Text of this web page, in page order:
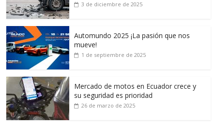
3 de diciembre de 2025
Automundo 2025 ¡La pasión que nos
mueve!
1 de septiembre de 2025
Mercado de motos en Ecuador crece y
su seguridad es prioridad
26 de marzo de 2025